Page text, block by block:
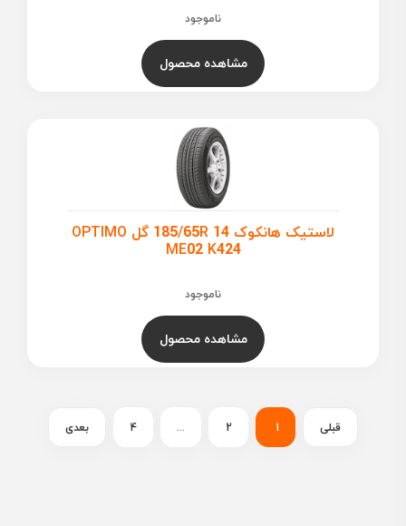
ناموجود
مشاهده محصول
لاستیک هانکوک 185/65R 14 گل OPTIMO
ME02 K424
ناموجود
مشاهده محصول
قبلی 1
2
...
4 بعدی